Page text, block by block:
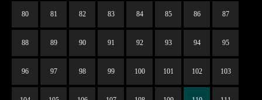
80 81 82 83 84 85 86 87
88 89 90 91 92 93 94 95
96 97 98 99 100 101 102 103